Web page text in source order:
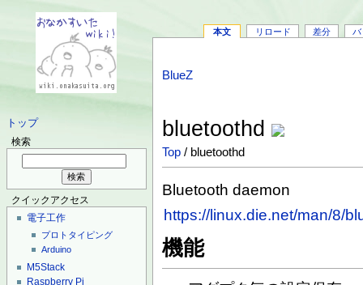
トップ
検索
クイックアクセス
電子工作
プロトタイピング
Arduino
M5Stack
Raspberry Pi
本文 リロード 差分 バ
BlueZ
bluetoothd
Top / bluetoothd
Bluetooth daemon
https://linux.die.net/man/8/
機能